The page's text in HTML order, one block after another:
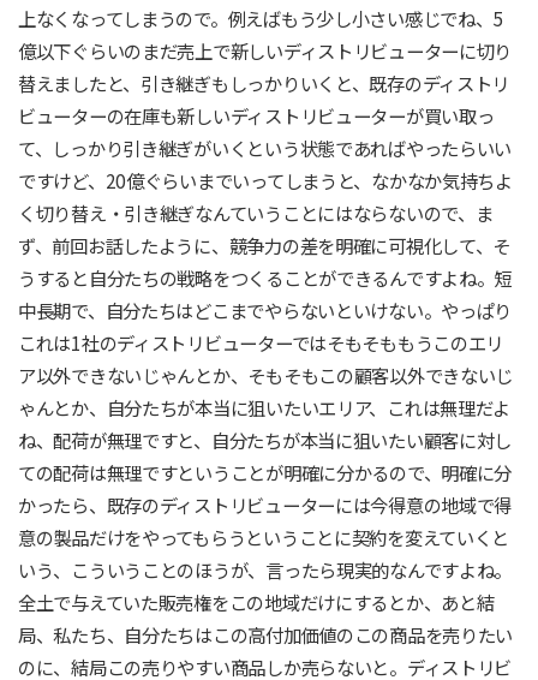
上なくなってしまうので。例えばもう少し小さい感じでね、5
億以下ぐらいのまだ売上で新しいディストリビューターに切り
替えましたと、引き継ぎもしっかりいくと、既存のディストリ
ビューターの在庫も新しいディストリビューターが買い取っ
て、しっかり引き継ぎがいくという状態であればやったらいい
ですけど、20億ぐらいまでいってしまうと、なかなか気持ちよ
く切り替え・引き継ぎなんていうことにはならないので、ま
ず、前回お話したように、競争力の差を明確に可視化して、そ
うすると自分たちの戦略をつくることができるんですよね。短
中長期で、自分たちはどこまでやらないといけない。やっぱり
これは1社のディストリビューターではそもそももうこのエリ
ア以外できないじゃんとか、そもそもこの顧客以外できないじ
ゃんとか、自分たちが本当に狙いたいエリア、これは無理だよ
ね、配荷が無理ですと、自分たちが本当に狙いたい顧客に対し
ての配荷は無理ですということが明確に分かるので、明確に分
かったら、既存のディストリビューターには今得意の地域で得
意の製品だけをやってもらうということに契約を変えていくと
いう、こういうことのほうが、言ったら現実的なんですよね。
全土で与えていた販売権をこの地域だけにするとか、あと結
局、私たち、自分たちはこの高付加価値のこの商品を売りたい
のに、結局この売りやすい商品しか売らないと。ディストリビ